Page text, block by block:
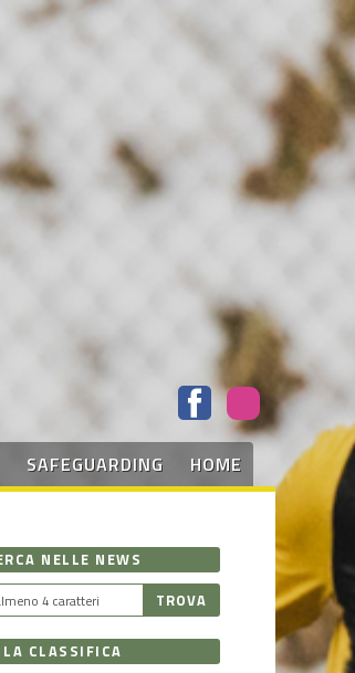
SAFEGUARDING HOME
NELLE NEWS
LA CLASSIFICA